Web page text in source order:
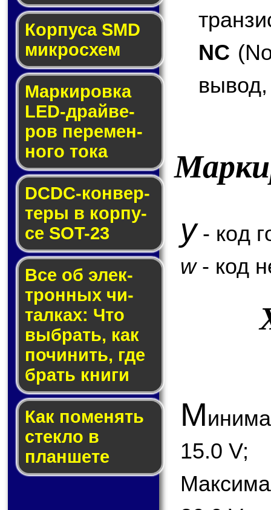
Корпуса SMD
мик­ро­схем
Маркировка
LED-драй­ве­
ров пе­ре­мен­
но­го то­ка
DCDC-кон­вер­
те­ры в кор­пу­
се SOT-23
Все об элек­
трон­ных чи­
тал­ках: Что
выб­рать, как
по­чи­нить, где
брать кни­ги
Как по­ме­нять
стек­ло в
планшете
NC
вывод,
y- код
w- код
М
15.0 V;